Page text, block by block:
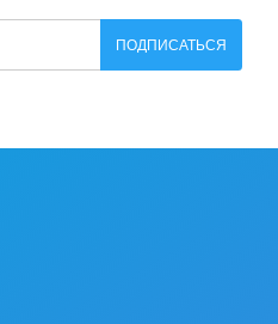
ПОДПИСАТЬСЯ